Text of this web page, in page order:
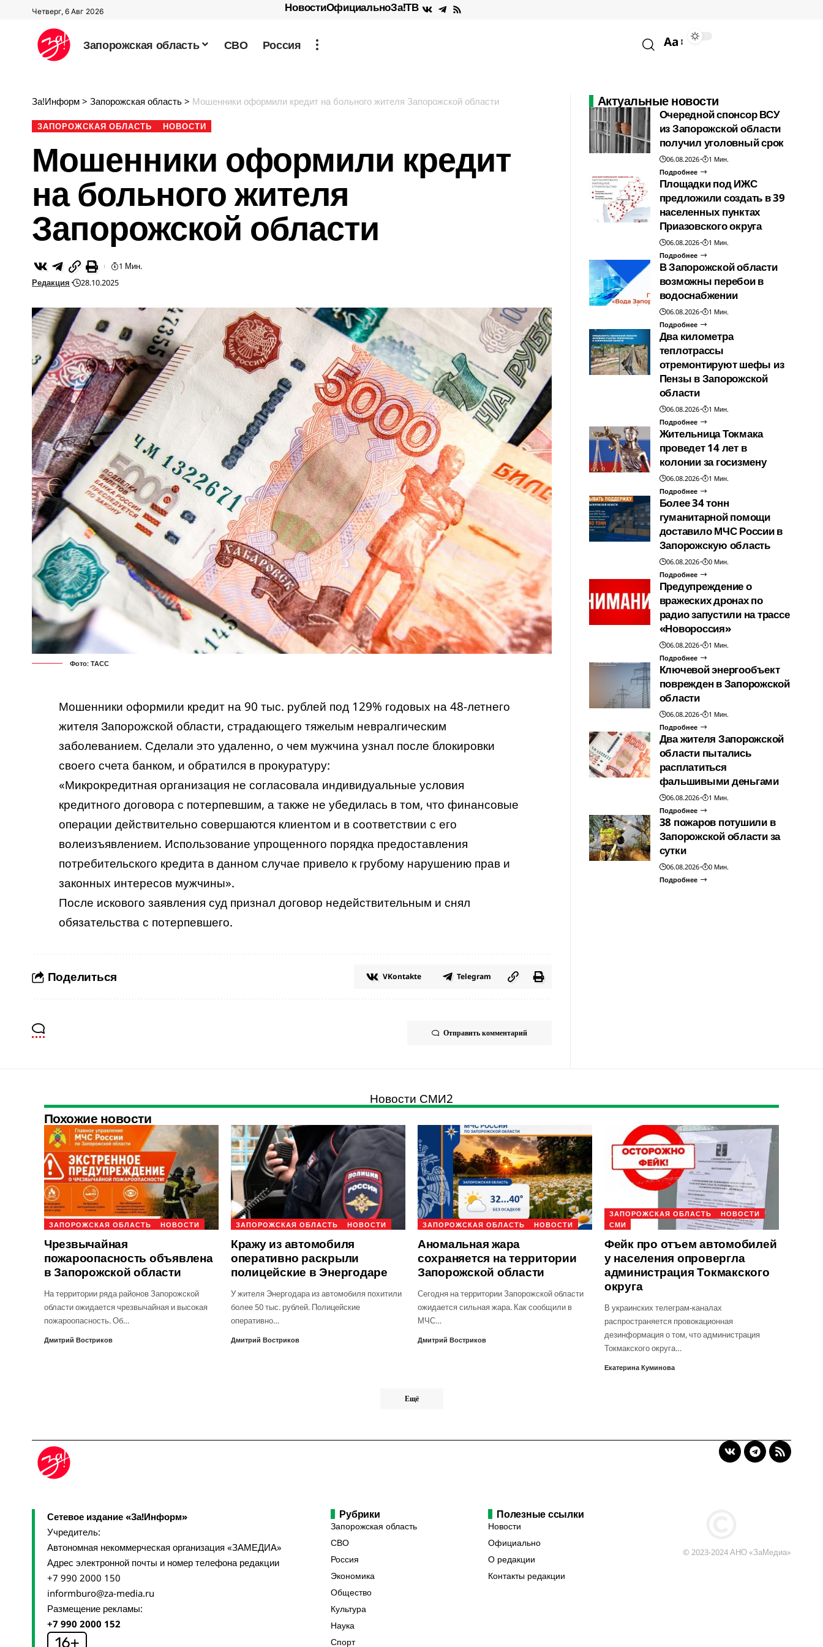
Четверг, 6 Авг 2026 НовостиОфициальноЗа!ТВ
Запорожская область СВО Россия Aa
За!Информ > Запорожская область > Мошенники оформили кредит на больного жителя Запорожской области
ЗАПОРОЖСКАЯ ОБЛАСТЬ НОВОСТИ
Мошенники оформили кредит
на больного жителя
Запорожской области
Редакция 28.10.2025
1 Мин.
Фото: ТАСС
Мошенники оформили кредит на 90 тыс. рублей под 129% годовых на 48-летнего
жителя Запорожской области, страдающего тяжелым невралгическим
заболеванием. Сделали это удаленно, о чем мужчина узнал после блокировки
своего счета банком, и обратился в прокуратуру:
«Микрокредитная организация не согласовала индивидуальные условия
кредитного договора с потерпевшим, а также не убедилась в том, что финансовые
операции действительно совершаются клиентом и в соответствии с его
волеизъявлением. Использование упрощенного порядка предоставления
потребительского кредита в данном случае привело к грубому нарушению прав и
законных интересов мужчины».
После искового заявления суд признал договор недействительным и снял
обязательства с потерпевшего.
Поделиться VKontakte Telegram
Отправить комментарий
Актуальные новости
Очередной спонсор ВСУ
из Запорожской области
получил уголовный срок
06.08.2026
1 Мин.
Подробнее
Площадки под ИЖС
предложили создать в 39
населенных пунктах
Приазовского округа
06.08.2026
1 Мин.
Подробнее
В Запорожской области
возможны перебои в
водоснабжении
06.08.2026
1 Мин.
Подробнее
Два километра
теплотрассы
отремонтируют шефы из
Пензы в Запорожской
области
06.08.2026
1 Мин.
Подробнее
Жительница Токмака
проведет 14 лет в
колонии за госизмену
06.08.2026
1 Мин.
Подробнее
Более 34 тонн
гуманитарной помощи
доставило МЧС России в
Запорожскую область
06.08.2026
0 Мин.
Подробнее
Предупреждение о
вражеских дронах по
радио запустили на трассе
«Новороссия»
06.08.2026
1 Мин.
Подробнее
Ключевой энергообъект
поврежден в Запорожской
области
06.08.2026
1 Мин.
Подробнее
Два жителя Запорожской
области пытались
расплатиться
фальшивыми деньгами
06.08.2026
1 Мин.
Подробнее
38 пожаров потушили в
Запорожской области за
сутки
06.08.2026
0 Мин.
Подробнее
Новости СМИ2
Похожие новости
ЗАПОРОЖСКАЯ ОБЛАСТЬ НОВОСТИ
Чрезвычайная
пожароопасность объявлена
в Запорожской области
На территории ряда районов Запорожской
области ожидается чрезвычайная и высокая
пожароопасность. Об…
Дмитрий Востриков
ЗАПОРОЖСКАЯ ОБЛАСТЬ НОВОСТИ
Кражу из автомобиля
оперативно раскрыли
полицейские в Энергодаре
У жителя Энергодара из автомобиля похитили
более 50 тыс. рублей. Полицейские
оперативно…
Дмитрий Востриков
ЗАПОРОЖСКАЯ ОБЛАСТЬ НОВОСТИ
Аномальная жара
сохраняется на территории
Запорожской области
Сегодня на территории Запорожской области
ожидается сильная жара. Как сообщили в
МЧС…
Дмитрий Востриков
ЗАПОРОЖСКАЯ ОБЛАСТЬ
НОВОСТИ
СМИ
Фейк про отъем автомобилей
у населения опровергла
администрация Токмакского
округа
В украинских телеграм-каналах
распространяется провокационная
дезинформация о том, что администрация
Токмакского округа…
Екатерина Куминова
Ещё
Сетевое издание «За!Информ»
Учредитель:
Автономная некоммерческая организация «ЗАМЕДИА»
Адрес электронной почты и номер телефона редакции
+7 990 2000 150
informburo@za-media.ru
Размещение рекламы:
+7 990 2000 152
Рубрики
Запорожская область
СВО
Россия
Экономика
Общество
Культура
Наука
Спорт
Полезные ссылки
Новости
Официально
О редакции
Контакты редакции
© 2023-2024 АНО «ЗаМедиа»